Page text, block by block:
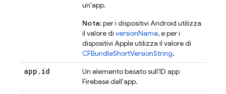
un'app.
Nota: per i dispositivi Android utilizza
il valore di versionName, e per i
dispositivi Apple utilizza il valore di
CFBundleShortVersionString.
app . id
Un elemento basato sull'ID app
Firebase dell'app.